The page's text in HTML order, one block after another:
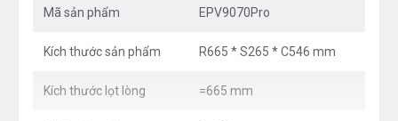
Mã sản phẩm EPV9070Pro
Kích thước sản phẩm R665 * S265 * C546 mm
Kích thước lọt lòng =665 mm